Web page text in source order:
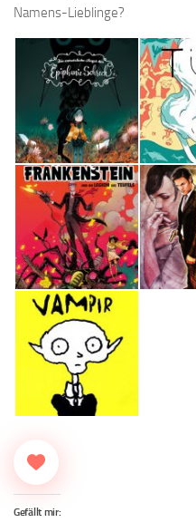
Namens-Lieblinge?
Gefällt mir: